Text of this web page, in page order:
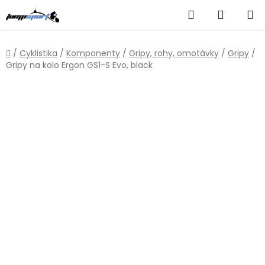
na
obsah
Hledat
KOŠÍK
Domů
/ Cyklistika / Komponenty / Gripy, rohy, omotávky / Gripy /
Gripy na kolo Ergon GS1-S Evo, black